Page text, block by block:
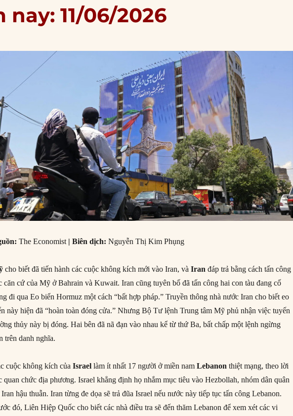
11/06/2026
The Economist | Biên dịch:Nguyễn Thị Kim Phụng
cho biết đã tiến hành các cuộc không kích mới vào Iran, vàIran đáp trả bằng cách tấn công
căn cứ của Mỹ ở Bahrain và Kuwait. Iran cũng tuyên bố đã tấn công hai con tàu đang cố
đi qua Eo biển Hormuz một cách “bất hợp pháp.” Truyền thông nhà nước Iran cho biết eo
này hiện đã “hoàn toàn đóng cửa.” Nhưng Bộ Tư lệnh Trung tâm Mỹ phủ nhận việc tuyến
thủy này bị đóng. Hai bên đã nã đạn vào nhau kể từ thứ Ba, bất chấp một lệnh ngừng
trên danh nghĩa.
cuộc không kích củaIsrael làm ít nhất 17 người ở miền namLebanon thiệt mạng, theo lời
quan chức địa phương. Israel khẳng định họ nhắm mục tiêu vào Hezbollah, nhóm dân quân
Iran hậu thuẫn. Iran từng đe dọa sẽ trả đũa Israel nếu nước này tiếp tục tấn công Lebanon.
đó, Liên Hiệp Quốc cho biết các nhà điều tra sẽ đến thăm Lebanon để xem xét các vi